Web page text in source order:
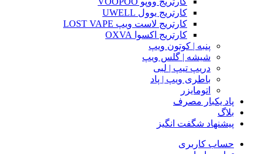
کارتریج یوول UWELL
کارتریج لاست ویپ LOST VAPE
کارتریج اکسوا OXVA
پنبه | کوتون ویپ
شیشه | گلس ویپ
دریپ تیپ | لبی
باطری ویپ | پاد
اتومایزر
پاد یکبار مصرف
بلاگ
پیشنهاد شگفت انگیز
حساب کاربری